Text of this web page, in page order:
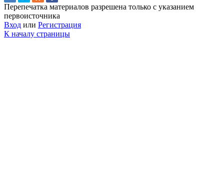
Перепечатка материалов разрешена только с указанием
первоисточника
Вход или Регистрация
К началу страницы